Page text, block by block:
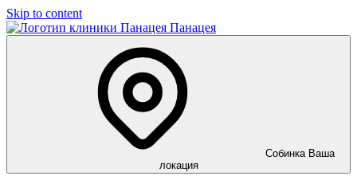
Skip to content
Панацея
Собинка Ваша
локация